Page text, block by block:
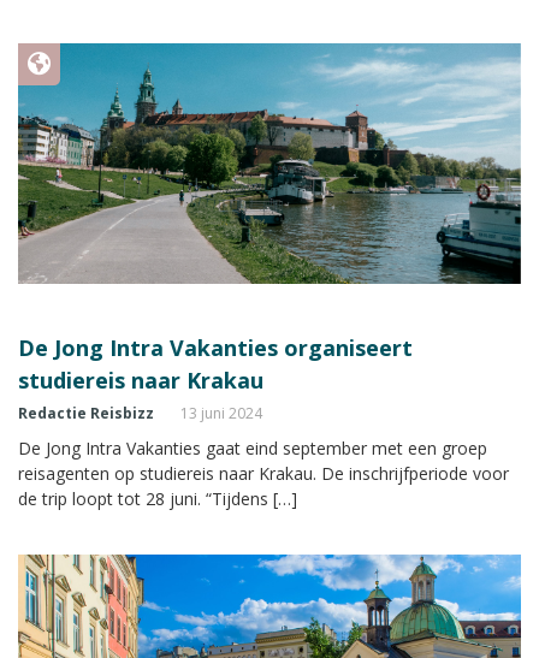
De Jong Intra Vakanties organiseert
studiereis naar Krakau
Redactie Reisbizz 13 juni 2024
De Jong Intra Vakanties gaat eind september met een groep
reisagenten op studiereis naar Krakau. De inschrijfperiode voor
de trip loopt tot 28 juni. “Tijdens […]